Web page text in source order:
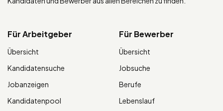
Für Arbeitgeber
Übersicht
Kandidatensuche
Jobanzeigen
Kandidatenpool
Für Bewerber
Übersicht
Jobsuche
Berufe
Lebenslauf